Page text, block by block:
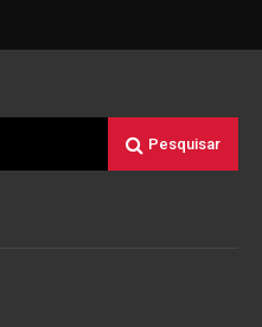
Pesquisar